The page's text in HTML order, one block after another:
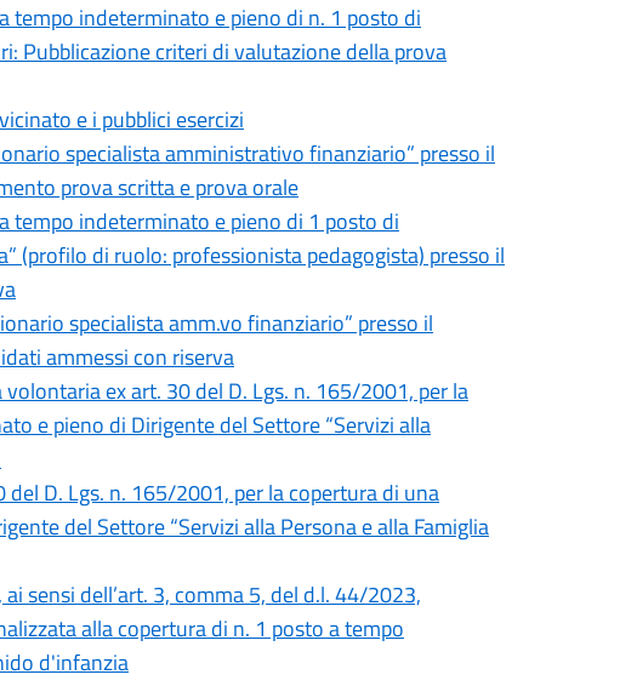
tempo indeterminato e pieno di n. 1 posto di
Pubblicazione criteri di valutazione della prova
e i pubblici esercizi
specialista amministrativo finanziario” presso il
prova scritta e prova orale
tempo indeterminato e pieno di 1 posto di
(profilo di ruolo: professionista pedagogista) presso il
specialista amm.vo finanziario” presso il
ammessi con riserva
ex art. 30 del D. Lgs. n. 165/2001, per la
e pieno di Dirigente del Settore “Servizi alla
D. Lgs. n. 165/2001, per la copertura di una
del Settore “Servizi alla Persona e alla Famiglia
sensi dell’art. 3, comma 5, del d.l. 44/2023,
alla copertura di n. 1 posto a tempo
d'infanzia